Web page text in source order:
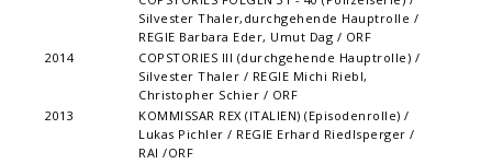
Silvester Thaler,durchgehende Hauptrolle /
REGIE Barbara Eder, Umut Dag / ORF
2014
COPSTORIES III (durchgehende Hauptrolle) /
Silvester Thaler / REGIE Michi Riebl,
Christopher Schier / ORF
2013
KOMMISSAR REX (ITALIEN) (Episodenrolle) /
Lukas Pichler / REGIE Erhard Riedlsperger /
RAI /ORF